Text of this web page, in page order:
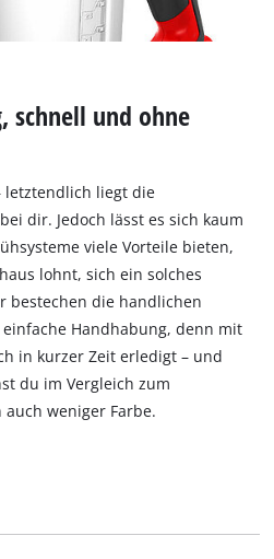
schnell und ohne
letztendlich liegt die
dir. Jedoch lässt es sich kaum
viele Vorteile bieten,
lohnt, sich ein solches
bestechen die handlichen
Handhabung, denn mit
in kurzer Zeit erledigt – und
du im Vergleich zum
weniger Farbe.